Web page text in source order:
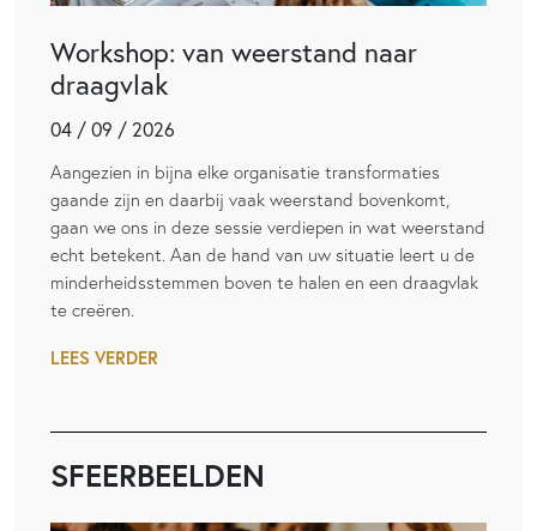
Workshop: van weerstand naar
draagvlak
04 / 09 / 2026
Aangezien in bijna elke organisatie transformaties
gaande zijn en daarbij vaak weerstand bovenkomt,
gaan we ons in deze sessie verdiepen in wat weerstand
echt betekent. Aan de hand van uw situatie leert u de
minderheidsstemmen boven te halen en een draagvlak
te creëren.
LEES VERDER
SFEERBEELDEN